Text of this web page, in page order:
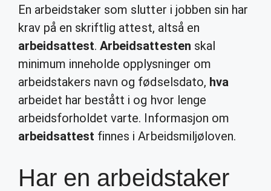
En arbeidstaker som slutter i jobben sin har
krav på en skriftlig attest, altså en
arbeidsattest.Arbeidsattesten skal
minimum inneholde opplysninger om
arbeidstakers navn og fødselsdato, hva
arbeidet har bestått i og hvor lenge
arbeidsforholdet varte. Informasjon om
arbeidsattest finnes i Arbeidsmiljøloven.
Har en arbeidstaker